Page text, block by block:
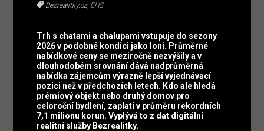
Bezrealitky.cz, EHS
Trh s chatami a chalupami vstupuje do sezony
2026 v podobné kondici jako loni. Průměrné
nabídkové ceny se meziročně nezvýšily a v
dlouhodobém srovnání dává nadprůměrná
nabídka zájemcům výrazně lepší vyjednávací
pozici než v předchozích letech. Kdo ale hledá
prémiový objekt nebo druhý domov pro
celoroční bydlení, zaplatí v průměru rekordních
7,1 milionu korun. Vyplývá to z dat digitální
realitní služby Bezrealitky.